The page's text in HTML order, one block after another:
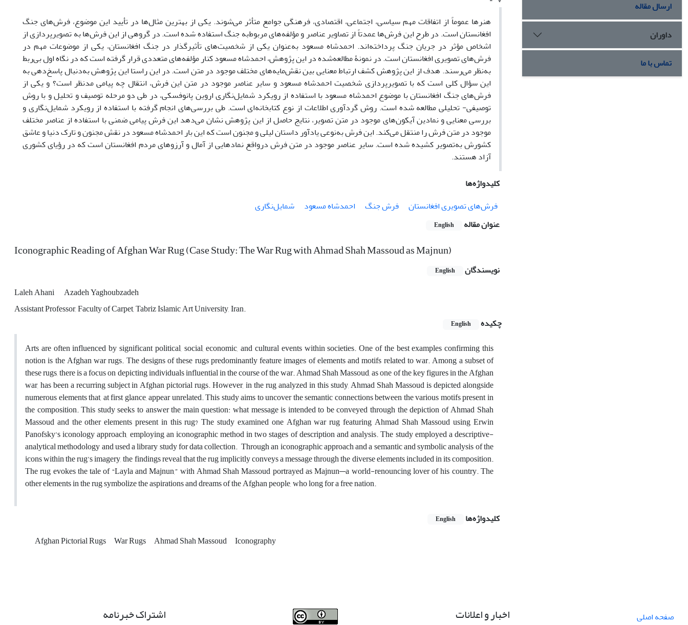
هنرها عموماً از اتفاقات مهم سیاسی، اجتماعی، اقتصادی، فرهنگی جوامع متأثر می‌‌شوند. یکی از بهترین مثال‌‌ها در تأیید این موضوع، فرش‌‌های جنگ
افغانستان است. در طرح این فرش‌‌ها عمدتاً از تصاویر عناصر و مؤلفه‌‌های مربوط‌به جنگ استفاده شده است. در گروهی از این فرش‌‌ها به تصویرپردازی از
اشخاص مؤثر در جریان جنگ پرداخته‌‌اند. احمدشاه مسعود به‌عنوان یکی از شخصیت‌های تأثیرگذار در جنگ افغانستان، یکی از موضوعات مهم در
فرش‌‌های تصویری افغانستان است. در نمونۀ مطالعه‌شده در این پژوهش، احمدشاه مسعود کنار مؤلفه‌‌های متعددی قرار گرفته است که در نگاه اول بی‌‌ربط
به‌نظر می‌‌رسند. هدف از این پژوهش کشف ارتباط معنایی بین نقش‌مایه‌‌های مختلف موجود در متن است. در این راستا این پژوهش به‌دنبال پاسخ‌‌دهی به
این سؤال کلی است که با تصویرپردازی شخصیت احمدشاه مسعود و سایر عناصر موجود در متن این فرش‌‌، انتقال چه پیامی مدنظر است؟ و یکی از
فرش‌‌های جنگ افغانستان با موضوع احمدشاه مسعود با استفاده از رویکرد شمایل‌‌نگاری اروین پانوفسکی، در طی دو مرحله توصیف و تحلیل و با روش
توصیفی- تحلیلی مطالعه شده است. روش گرد‌‌آوری اطلاعات از نوع کتابخانه‌‌ای است. طی بررسی‌‌های انجام گرفته با استفاده از رویکرد شمایل‌‌نگاری و
بررسی معنایی و نمادین آیکون‌‌های موجود در متن تصویر، نتایج حاصل از این پژوهش نشان می‌‌دهد این فرش پیامی ضمنی با استفاده از عناصر مختلف
موجود در متن فرش را منتقل می‌‌کند. این فرش به‌نوعی یادآور داستان لیلی و مجنون است که این بار احمدشاه مسعود در نقش مجنون و تارک دنیا و عاشق
کشورش به‌تصویر کشیده شده است. سایر عناصر موجود در متن فرش درواقع نمادهایی از آمال و آرزوهای مردم افغانستان است که در رؤیای کشوری
آزاد هستند.
کلیدواژه‌ها
فرش‌‌های تصویری افغانستان
فرش جنگ احمدشاه مسعود
شمایل‌‌نگاری
عنوان مقاله
English
Iconographic Reading of Afghan War Rug (Case Study: The War Rug with Ahmad Shah Massoud as Majnun)
نویسندگان English
Laleh Ahani
Azadeh Yaghoubzadeh
Assistant Professor, Faculty of Carpet, Tabriz Islamic Art University, Iran.
چکیده
English
Arts are often influenced by significant political, social, economic, and cultural events within societies. One of the best examples confirming this
notion is the Afghan war rugs. The designs of these rugs predominantly feature images of elements and motifs related to war. Among a subset of
these rugs, there is a focus on depicting individuals influential in the course of the war. Ahmad Shah Massoud, as one of the key figures in the Afghan
war, has been a recurring subject in Afghan pictorial rugs. However, in the rug analyzed in this study, Ahmad Shah Massoud is depicted alongside
numerous elements that, at first glance, appear unrelated. This study aims to uncover the semantic connections between the various motifs present in
the composition. This study seeks to answer the main question: what message is intended to be conveyed through the depiction of Ahmad Shah
Massoud and the other elements present in this rug? The study examined one Afghan war rug featuring Ahmad Shah Massoud using Erwin
Panofsky’s iconology approach, employing an iconographic method in two stages of description and analysis. The study employed a descriptive-
analytical methodology and used a library study for data collection. Through an iconographic approach and a semantic and symbolic analysis of the
icons within the rug’s imagery, the findings reveal that the rug implicitly conveys a message through the diverse elements included in its composition.
The rug evokes the tale of “Layla and Majnun,” with Ahmad Shah Massoud portrayed as Majnun—a world-renouncing lover of his country. The
other elements in the rug symbolize the aspirations and dreams of the Afghan people, who long for a free nation.
کلیدواژه‌ها English
Afghan Pictorial Rugs War Rugs Ahmad Shah Massoud Iconography
ارسال مقاله
داوران
تماس با ما
صفحه اصلی اخبار و اعلانات اشتراک خبرنامه